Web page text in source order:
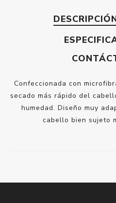
Confeccionada con
secado más rápido del
humedad. Diseño muy
cabello bien sujeto